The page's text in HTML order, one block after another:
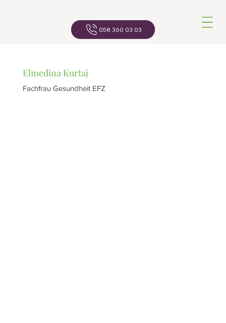
058 360 03 03
Elmedina Kurtaj
Fachfrau Gesundheit EFZ